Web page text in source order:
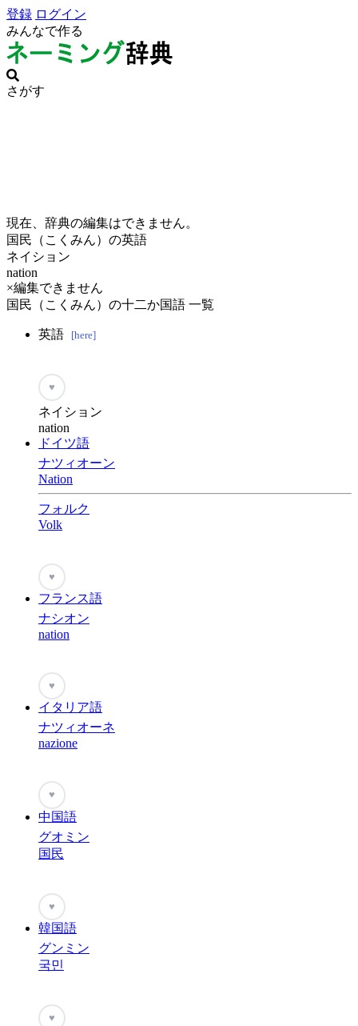
登録 ログイン
みんなで作る
さがす
現在、辞典の編集はできません。
国民（こくみん）の英語
ネイション
nation
×編集できません
国民（こくみん）の十二か国語 一覧
英語 [here]
♥
ネイション
nation
ドイツ語
ナツィオーン
Nation
フォルク
Volk
♥
フランス語
ナシオン
nation
♥
イタリア語
ナツィオーネ
nazione
♥
中国語
グオミン
国民
♥
韓国語
グンミン
국민
♥